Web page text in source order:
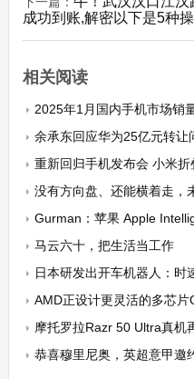
成功到账,解密以下是5种
相关阅读
2025年1月国内手机市场销
余承东回应华为25亿元转让问界
重新回归手机发布会 小米
没有方向盘、还能横着走，
Gurman：苹果 Apple Intelligence
马云六十，把生活当工作
日本研发出开车机器人：时
AMD正设计更灵活的多芯
摩托罗拉Razr 50 Ultra真机
恭喜穆里尼奥，英超意甲邀